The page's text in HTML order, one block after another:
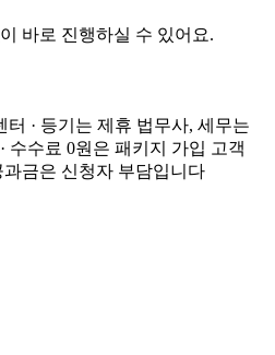
바로 진행하실 수 있어요.
· 등기는 제휴 법무사, 세무는
· 수수료 0원은 패키지 가입 고객
금은 신청자 부담입니다